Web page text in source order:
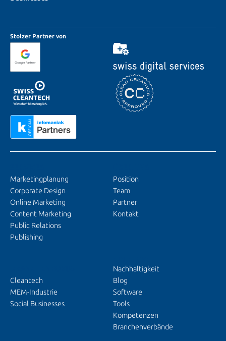
Stolzer Partner von
Marketingplanung
Corporate Design
Online Marketing
Content Marketing
Public Relations
Publishing
Cleantech
MEM-Industrie
Social Businesses
Position
Team
Partner
Kontakt
Nachhaltigkeit
Blog
Software
Tools
Kompetenzen
Branchenverbände